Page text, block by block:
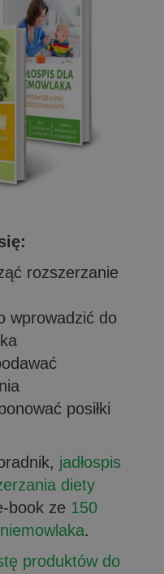
rozszerzanie
wprowadzić do
posiłki
jadłospis
diety
book ze 150
.
produktów do